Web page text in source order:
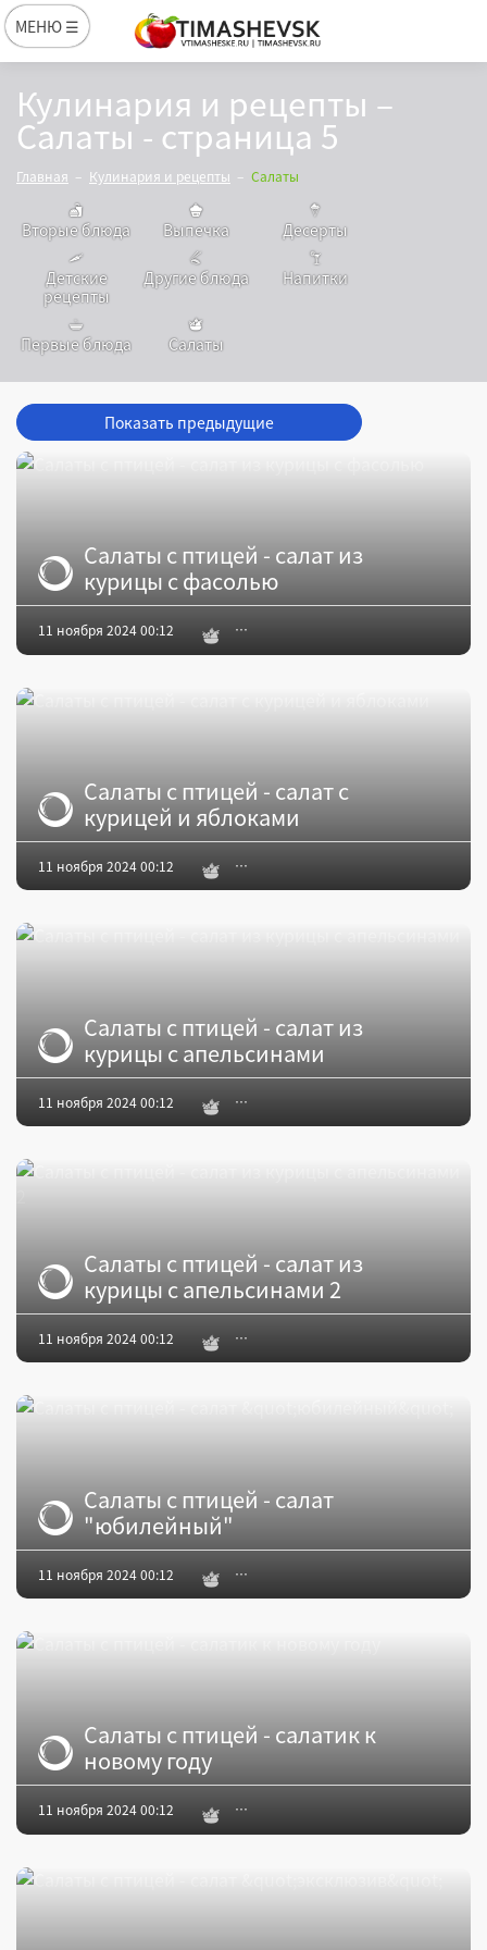
МЕНЮ ☰
Кулинария и рецепты –
Салаты - страница 5
Главная Кулинария и рецепты Салаты
Вторые блюда Выпечка Десерты
Детские
рецепты
Другие блюда Напитки
Первые блюда Салаты
Показать предыдущие
Салаты с птицей - салат из
курицы с фасолью
11 ноября 2024 00:12
Салаты с птицей - салат с
курицей и яблоками
11 ноября 2024 00:12
Салаты с птицей - салат из
курицы с апельсинами
11 ноября 2024 00:12
Салаты с птицей - салат из
курицы с апельсинами 2
11 ноября 2024 00:12
Салаты с птицей - салат
"юбилейный"
11 ноября 2024 00:12
Салаты с птицей - салатик к
новому году
11 ноября 2024 00:12